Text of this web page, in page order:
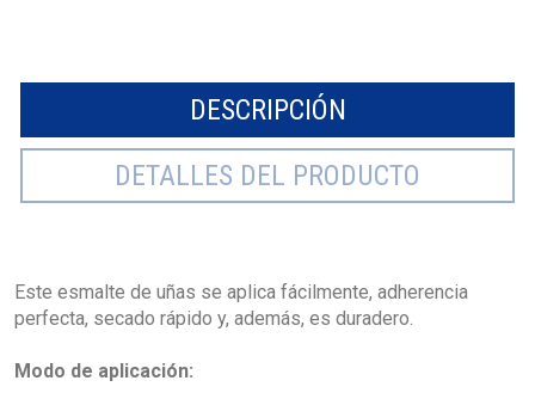
DESCRIPCIÓN
DETALLES DEL PRODUCTO
Este esmalte de uñas se aplica fácilmente, adherencia
perfecta, secado rápido y, además, es duradero.
Modo de aplicación: